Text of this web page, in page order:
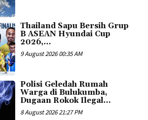
Thailand Sapu Bersih Grup
B ASEAN Hyundai Cup
2026,...
9 August 2026 00:35 AM
Polisi Geledah Rumah
Warga di Bulukumba,
Dugaan Rokok Ilegal...
8 August 2026 21:27 PM